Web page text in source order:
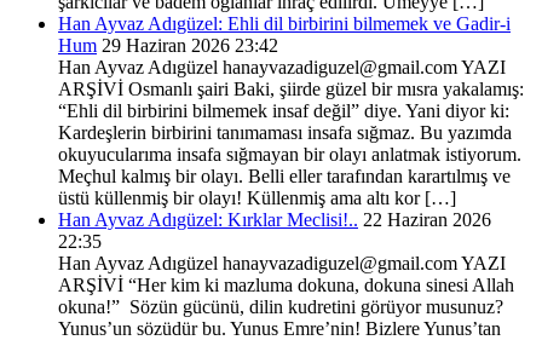
Han Ayvaz Adıgüzel: Ehli dil birbirini bilmemek ve Gadir-i
Hum 29 Haziran 2026 23:42
Han Ayvaz Adıgüzel hanayvazadiguzel@gmail.com YAZI
ARŞİVİ Osmanlı şairi Baki, şiirde güzel bir mısra yakalamış:
“Ehli dil birbirini bilmemek insaf değil” diye. Yani diyor ki:
Kardeşlerin birbirini tanımaması insafa sığmaz. Bu yazımda
okuyucularıma insafa sığmayan bir olayı anlatmak istiyorum.
Meçhul kalmış bir olayı. Belli eller tarafından karartılmış ve
üstü küllenmiş bir olayı! Küllenmiş ama altı kor […]
Han Ayvaz Adıgüzel: Kırklar Meclisi!.. 22 Haziran 2026
22:35
Han Ayvaz Adıgüzel hanayvazadiguzel@gmail.com YAZI
ARŞİVİ “Her kim ki mazluma dokuna, dokuna sinesi Allah
okuna!” Sözün gücünü, dilin kudretini görüyor musunuz?
Yunus’un sözüdür bu. Yunus Emre’nin! Bizlere Yunus’tan